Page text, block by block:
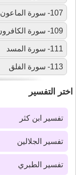
107- سورة الماعون
109- سورة الكافرون
111- سورة المسد
113- سورة الفلق
اختر التفسير
تفسير ابن كثر
تفسير الجلالين
تفسير الطبري